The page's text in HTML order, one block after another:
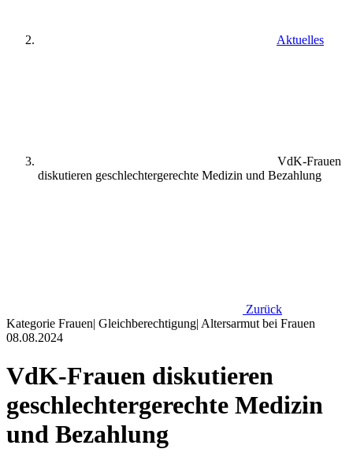
Aktuelles
VdK-Frauen
diskutieren geschlechtergerechte Medizin und Bezahlung
Zurück
Kategorie Frauen| Gleichberechtigung| Altersarmut bei Frauen
08.08.2024
VdK-Frauen diskutieren
geschlechtergerechte Medizin
und Bezahlung